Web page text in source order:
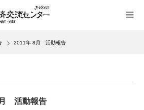
2011年 8月 活動報告
活動報告